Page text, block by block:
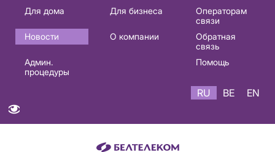
Основная
навигация
RU
Для дома Для бизнеса
Операторам
связи
Новости
О компании
Обратная
связь
Админ.
процедуры
Помощь
RU BE EN